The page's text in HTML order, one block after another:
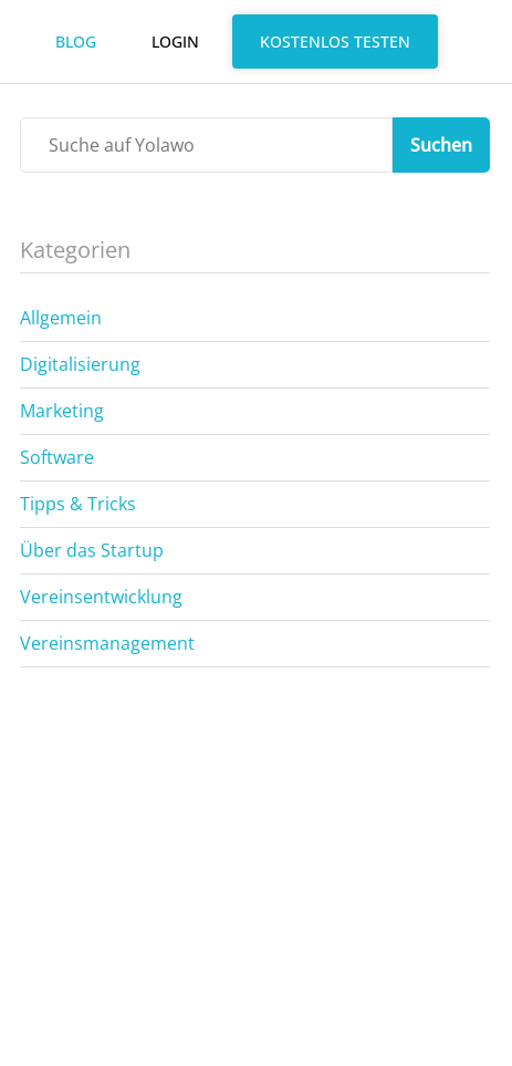
BLOG LOGIN KOSTENLOS TESTEN
Suchen
Kategorien
Allgemein
Digitalisierung
Marketing
Software
Tipps & Tricks
Über das Startup
Vereinsentwicklung
Vereinsmanagement